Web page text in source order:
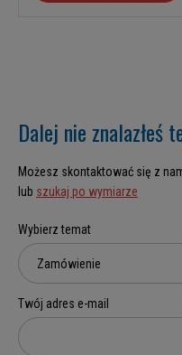
Dalej nie znalazłeś
Możesz skontaktować się z
lub szukaj po wymiarze